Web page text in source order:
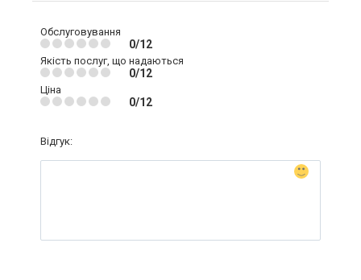
Обслуговування
0/12
Якість послуг, що надаються
0/12
Ціна
0/12
Відгук: